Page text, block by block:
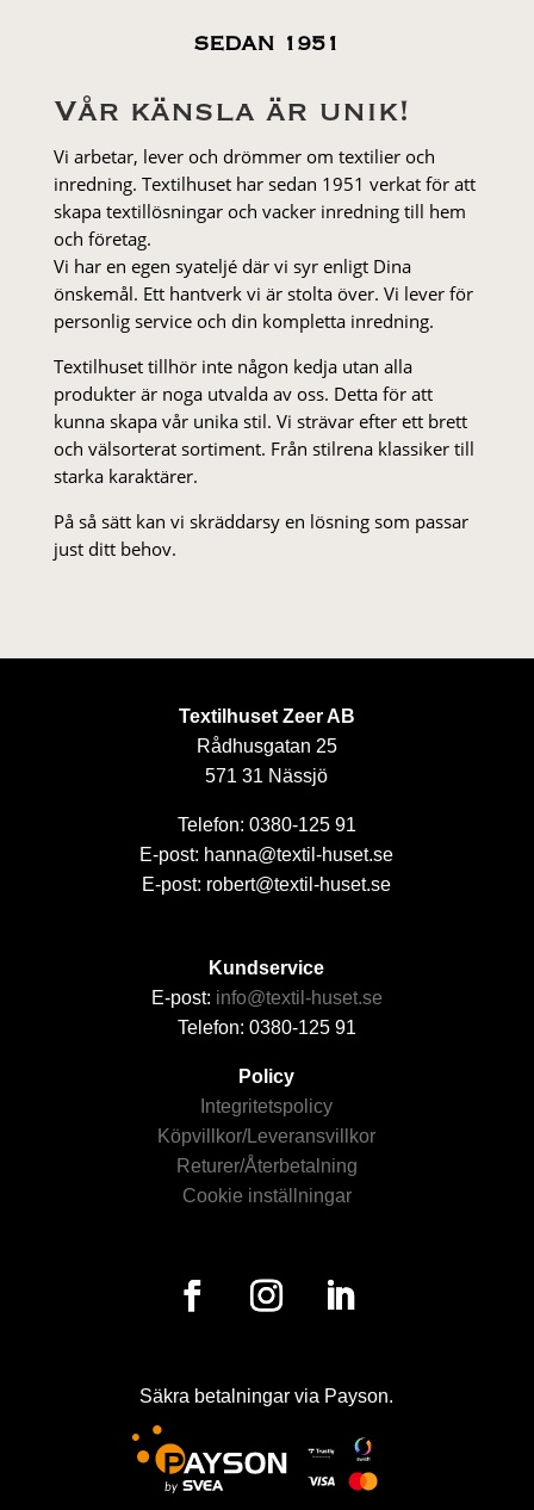
SEDAN 1951
Vår känsla är unik!
Vi arbetar, lever och drömmer om textilier och
inredning. Textilhuset har sedan 1951 verkat för att
skapa textillösningar och vacker inredning till hem
och företag.
Vi har en egen syateljé där vi syr enligt Dina
önskemål. Ett hantverk vi är stolta över. Vi lever för
personlig service och din kompletta inredning.
Textilhuset tillhör inte någon kedja utan alla
produkter är noga utvalda av oss. Detta för att
kunna skapa vår unika stil. Vi strä­var efter ett brett
och välsorterat sor­ti­ment. Från stil­rena klas­siker till
starka karaktärer.
På så sätt kan vi skräddarsy en lösning som passar
just ditt behov.
Textilhuset Zeer AB
Rådhusgatan 25
571 31 Nässjö
Telefon: 0380-125 91
E-post: hanna@textil-huset.se
E-post: robert@textil-huset.se
Kundservice
E-post: info@textil-huset.se
Telefon: 0380-125 91
Policy
Integritetspolicy
Köpvillkor/Leveransvillkor
Returer/Återbetalning
Cookie inställningar
Säkra betalningar via Payson.